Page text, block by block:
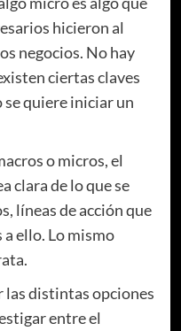
hicieron al
negocios. No hay
ciertas claves
se quiere iniciar un
o micros, el
clara de lo que se
líneas de acción que
ello. Lo mismo
las distintas opciones
entre el